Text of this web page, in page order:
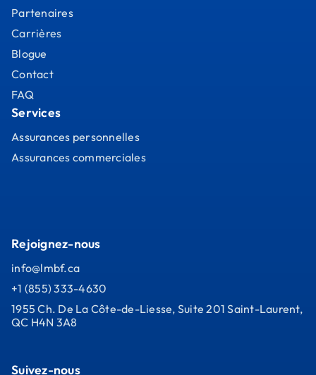
Partenaires
Carrières
Blogue
Contact
FAQ
Services
Assurances personnelles
Assurances commerciales
Rejoignez-nous
info@lmbf.ca
+1 (855) 333-4630
1955 Ch. De La Côte-de-Liesse, Suite 201 Saint-Laurent,
QC H4N 3A8
Suivez-nous